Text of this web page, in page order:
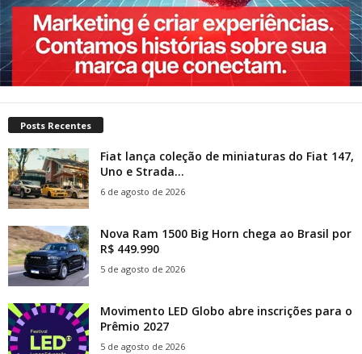
Posts Recentes
Fiat lança coleção de miniaturas do Fiat 147,
Uno e Strada...
6 de agosto de 2026
Nova Ram 1500 Big Horn chega ao Brasil por
R$ 449.990
5 de agosto de 2026
Movimento LED Globo abre inscrições para o
Prêmio 2027
5 de agosto de 2026